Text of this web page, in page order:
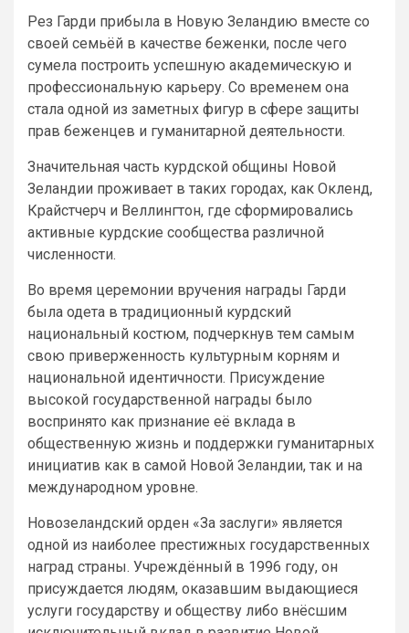
Рез Гарди прибыла в Новую Зеландию вместе со
своей семьёй в качестве беженки, после чего
сумела построить успешную академическую и
профессиональную карьеру. Со временем она
стала одной из заметных фигур в сфере защиты
прав беженцев и гуманитарной деятельности.
Значительная часть курдской общины Новой
Зеландии проживает в таких городах, как Окленд,
Крайстчерч и Веллингтон, где сформировались
активные курдские сообщества различной
численности.
Во время церемонии вручения награды Гарди
была одета в традиционный курдский
национальный костюм, подчеркнув тем самым
свою приверженность культурным корням и
национальной идентичности. Присуждение
высокой государственной награды было
воспринято как признание её вклада в
общественную жизнь и поддержки гуманитарных
инициатив как в самой Новой Зеландии, так и на
международном уровне.
Новозеландский орден «За заслуги» является
одной из наиболее престижных государственных
наград страны. Учреждённый в 1996 году, он
присуждается людям, оказавшим выдающиеся
услуги государству и обществу либо внёсшим